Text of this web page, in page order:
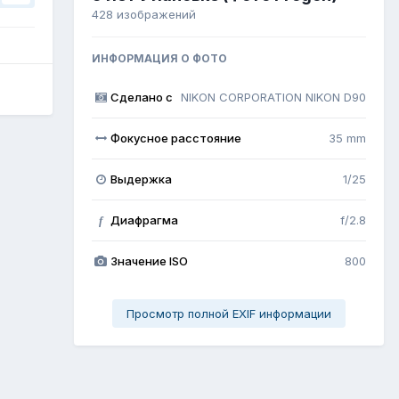
428 изображений
ИНФОРМАЦИЯ О ФОТО
Сделано с NIKON CORPORATION NIKON D90
Фокусное расстояние 35 mm
Выдержка 1/25
f Диафрагма f/2.8
Значение ISO 800
Просмотр полной EXIF информации